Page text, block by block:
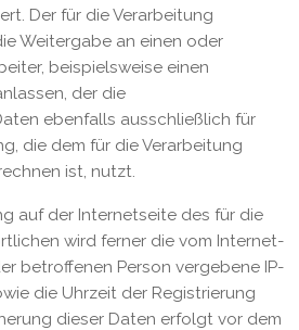
Der für die Verarbeitung
Weitergabe an einen oder
beispielsweise einen
der die
ebenfalls ausschließlich für
die dem für die Verarbeitung
ist, nutzt.
auf der Internetseite des für die
wird ferner die vom Internet-
betroffenen Person vergebene IP-
die Uhrzeit der Registrierung
dieser Daten erfolgt vor dem